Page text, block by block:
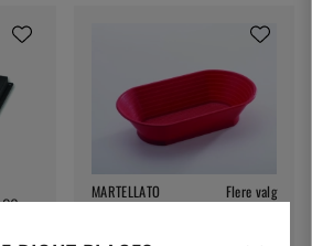
MARTELLATO Flere valg